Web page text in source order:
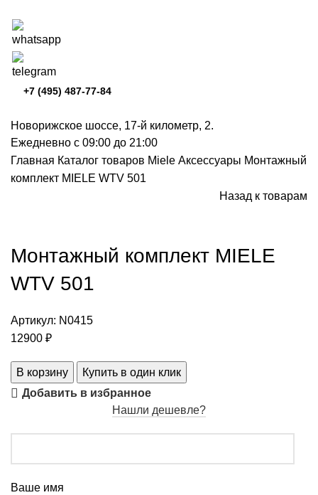
+7 (495) 487-77-84
Новорижское шоссе, 17-й километр, 2.
Ежедневно с 09:00 до 21:00
Главная Каталог товаров Miele Аксессуары Монтажный
комплект MIELE WTV 501
Назад к товарам
Монтажный комплект MIELE
WTV 501
Артикул: N0415
12900 ₽
В корзину
Купить в один клик
Добавить в избранное
Нашли дешевле?
Ваше имя